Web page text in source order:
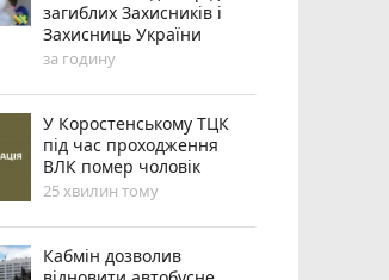
загиблих Захисників і
Захисниць України
за годину
У Коростенському ТЦК
під час проходження
ВЛК помер чоловік
25 хвилин тому
Кабмін дозволив